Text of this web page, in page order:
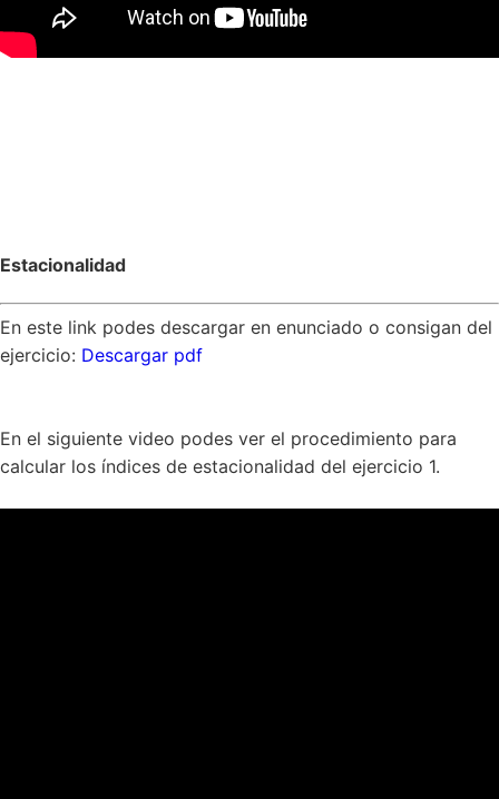
Estacionalidad
En este link podes descargar en enunciado o consigan del
ejercicio: Descargar pdf
En el siguiente video podes ver el procedimiento para
calcular los índices de estacionalidad del ejercicio 1.